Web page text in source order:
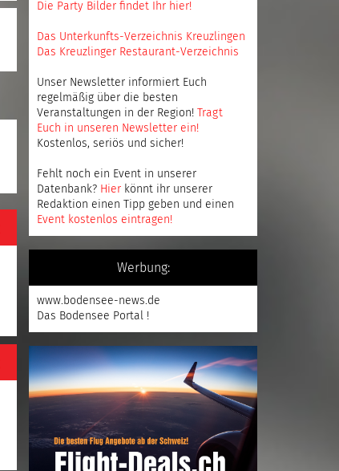
Die Party Bilder findet Ihr hier!
Das Unterkunfts-Verzeichnis Kreuzlingen
Das Kreuzlinger Restaurant-Verzeichnis
Unser Newsletter informiert Euch
regelmäßig über die besten
Veranstaltungen in der Region!
Tragt
Euch in unseren Newsletter ein!
Kostenlos, seriös und sicher!
Fehlt noch ein Event in unserer
Datenbank? Hier könnt ihr unserer
Redaktion einen Tipp geben und einen
Event kostenlos eintragen!
Werbung:
www.bodensee-news.de
Das Bodensee Portal !